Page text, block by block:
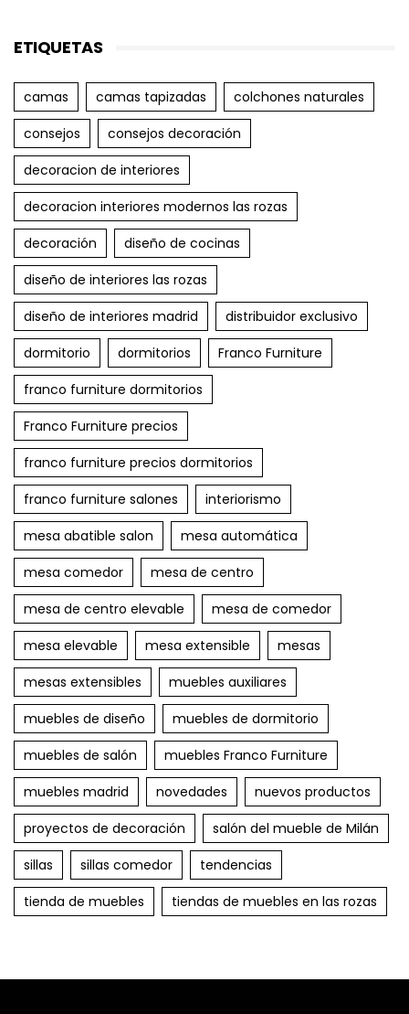
ETIQUETAS
camas camas tapizadas
colchones naturales
consejos
consejos decoración
decoracion de interiores
decoracion interiores modernos las rozas
decoración
diseño de cocinas
diseño de interiores las rozas
diseño de interiores madrid
distribuidor exclusivo
dormitorio
dormitorios
Franco Furniture
franco furniture dormitorios
Franco Furniture precios
franco furniture precios dormitorios
franco furniture salones
interiorismo
mesa abatible salon
mesa automática
mesa comedor
mesa de centro
mesa de centro elevable
mesa de comedor
mesa elevable
mesa extensible
mesas
mesas extensibles
muebles auxiliares
muebles de diseño
muebles de dormitorio
muebles de salón
muebles Franco Furniture
muebles madrid
novedades
nuevos productos
proyectos de decoración
salón del mueble de Milán
sillas
sillas comedor
tendencias
tienda de muebles
tiendas de muebles en las rozas